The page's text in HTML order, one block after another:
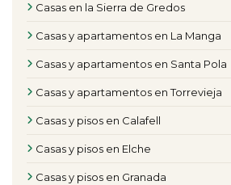
Casas en la Sierra de Gredos
Casas y apartamentos en La Manga
Casas y apartamentos en Santa Pola
Casas y apartamentos en Torrevieja
Casas y pisos en Calafell
Casas y pisos en Elche
Casas y pisos en Granada